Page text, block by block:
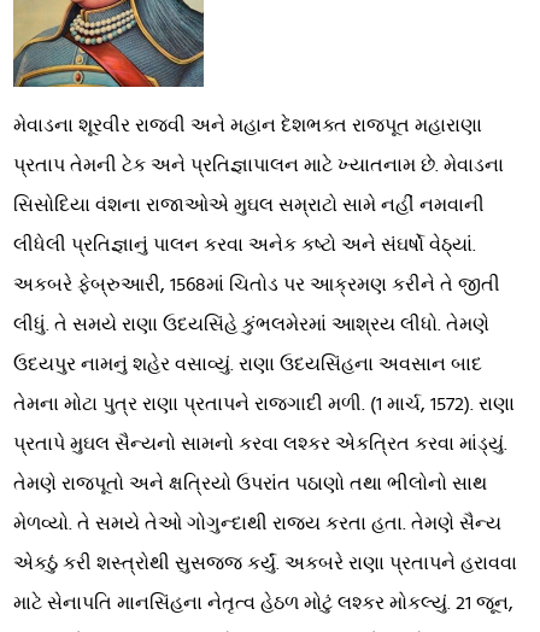
મેવાડના શૂરવીર રાજવી અને મહાન દેશભક્ત રાજપૂત મહારાણા
પ્રતાપ તેમની ટેક અને પ્રતિજ્ઞાપાલન માટે ખ્યાતનામ છે. મેવાડના
સિસોદિયા વંશના રાજાઓએ મુઘલ સમ્રાટો સામે નહીં નમવાની
લીધેલી પ્રતિજ્ઞાનું પાલન કરવા અનેક કષ્ટો અને સંઘર્ષો વેઠ્યાં.
અકબરે ફેબ્રુઆરી, 1568માં ચિતોડ પર આક્રમણ કરીને તે જીતી
લીધું. તે સમયે રાણા ઉદયસિંહે કુંભલમેરમાં આશ્રય લીધો. તેમણે
ઉદયપુર નામનું શહેર વસાવ્યું. રાણા ઉદયસિંહના અવસાન બાદ
તેમના મોટા પુત્ર રાણા પ્રતાપને રાજગાદી મળી. (1 માર્ચ, 1572). રાણા
પ્રતાપે મુઘલ સૈન્યનો સામનો કરવા લશ્કર એકત્રિત કરવા માંડ્યું.
તેમણે રાજપૂતો અને ક્ષત્રિયો ઉપરાંત પઠાણો તથા ભીલોનો સાથ
મેળવ્યો. તે સમયે તેઓ ગોગુન્દાથી રાજ્ય કરતા હતા. તેમણે સૈન્ય
એકઠું કરી શસ્ત્રોથી સુસજ્જ કર્યું. અકબરે રાણા પ્રતાપને હરાવવા
માટે સેનાપતિ માનસિંહના નેતૃત્વ હેઠળ મોટું લશ્કર મોકલ્યું. 21 જૂન,